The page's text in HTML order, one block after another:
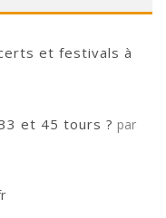
et festivals à
et 45 tours ? par